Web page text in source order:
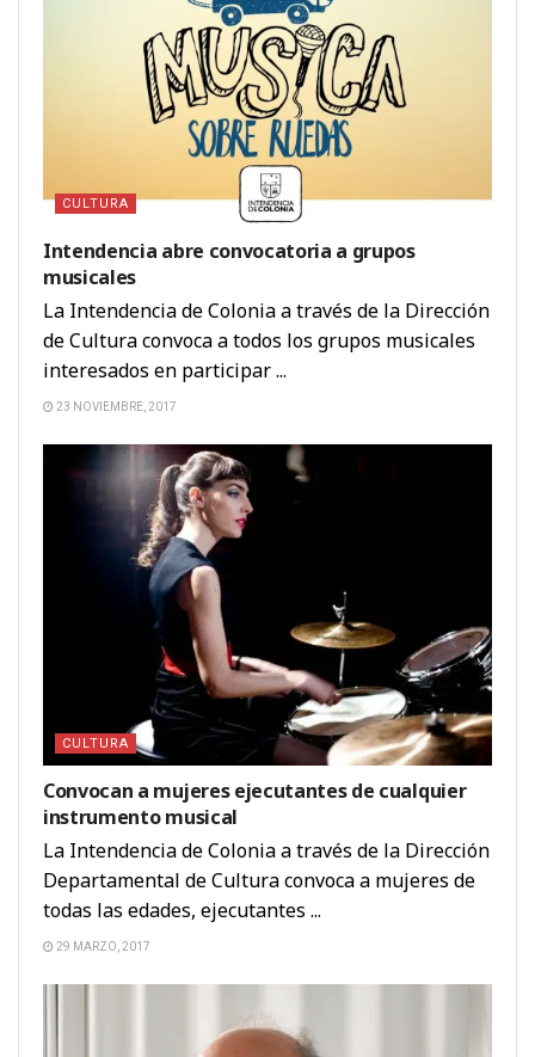
CULTURA
Intendencia abre convocatoria a grupos
musicales
La Intendencia de Colonia a través de la Dirección
de Cultura convoca a todos los grupos musicales
interesados en participar ...
23 NOVIEMBRE, 2017
CULTURA
Convocan a mujeres ejecutantes de cualquier
instrumento musical
La Intendencia de Colonia a través de la Dirección
Departamental de Cultura convoca a mujeres de
todas las edades, ejecutantes ...
29 MARZO, 2017